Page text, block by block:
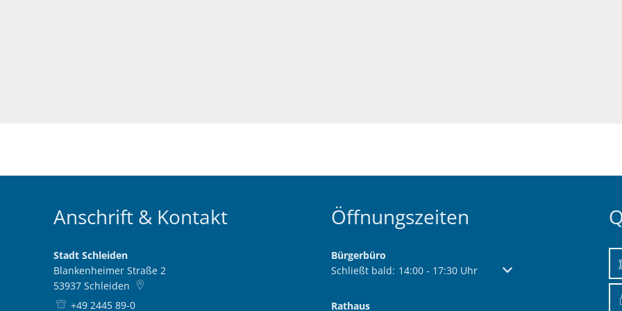
Anschrift & Kontakt
Stadt Schleiden
Blankenheimer Straße 2
53937 Schleiden
+49 2445 89-0
Öffnungszeiten
Bürgerbüro
Klicken, um weitere Öffnungs- oder Schließzeiten
Schließt bald: 14:00 - 17:30 Uhr Von 14:00 bis 17:30 Uhr
Rathaus